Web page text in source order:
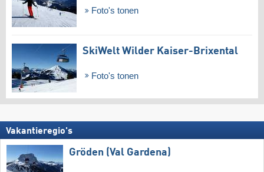
Foto's tonen
SkiWelt Wilder Kaiser-Brixental
Foto's tonen
Vakantieregio's
Gröden (Val Gardena)